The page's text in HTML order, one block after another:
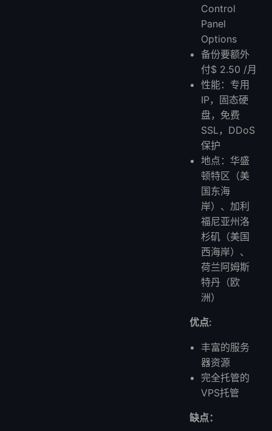
Control
Panel
Options
备份要额外
付$ 2.50 /月
性能：专用
IP，固态硬
盘，免费
SSL，DDoS
保护
地点：华盛
顿特区（美
国东海
岸）、加利
福尼亚州洛
杉矶（美国
西海岸）、
荷兰阿姆斯
特丹（欧
洲）
优点:
丰富的服务
器资源
完全托管的
VPS托管
缺点：